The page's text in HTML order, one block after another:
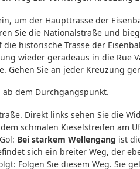
um der Haupttrasse der
Sie die Nationalstraße und
historische Trasse der
wieder geradeaus in die Rue
Gehen Sie an jeder Kreuzung
dem Durchgangspunkt.
Direkt links sehen Sie die
schmalen Kieselstreifen am
Bei starkem Wellengang ist
sich ein breiter Weg, der
Folgen Sie diesem Weg. Sie